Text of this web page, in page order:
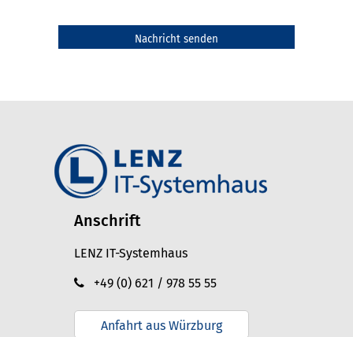
Anschrift
LENZ IT-Systemhaus
+49 (0) 621 / 978 55 55
Anfahrt aus Würzburg